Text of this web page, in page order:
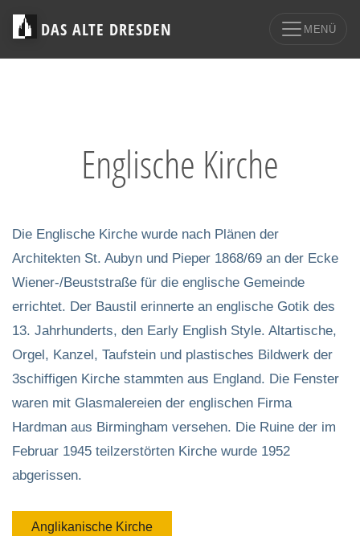
DAS ALTE DRESDEN MENÜ
Englische Kirche
Die Englische Kirche wurde nach Plänen der
Architekten St. Aubyn und Pieper 1868/69 an der Ecke
Wiener-/Beuststraße für die englische Gemeinde
errichtet. Der Baustil erinnerte an englische Gotik des
13. Jahrhunderts, den Early English Style. Altartische,
Orgel, Kanzel, Taufstein und plastisches Bildwerk der
3schiffigen Kirche stammten aus England. Die Fenster
waren mit Glasmalereien der englischen Firma
Hardman aus Birmingham versehen. Die Ruine der im
Februar 1945 teilzerstörten Kirche wurde 1952
abgerissen.
Anglikanische Kirche